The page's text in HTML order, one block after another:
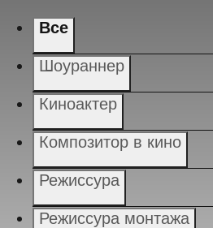
Все
Шоураннер
Киноактер
Композитор в кино
Режиссура
Режиссура монтажа